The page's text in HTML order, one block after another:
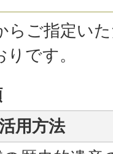
らご指定い
です。
用方法